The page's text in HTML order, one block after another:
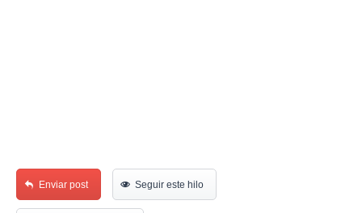
Enviar post Seguir este hilo